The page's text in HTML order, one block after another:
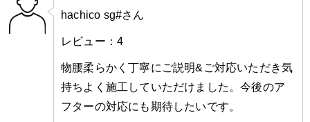
hachico sg#さん
レビュー：4
物腰柔らかく丁寧にご説明&ご対応いただき気
持ちよく施工していただけました。今後のア
フターの対応にも期待したいです。